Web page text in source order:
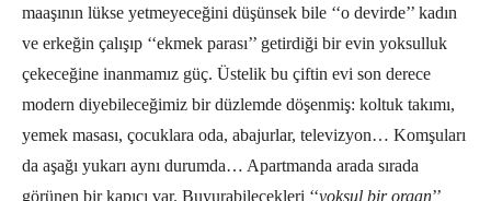
maaşının lükse yetmeyeceğini düşünsek bile ‘‘o devirde’’ kadın
ve erkeğin çalışıp ‘‘ekmek parası’’ getirdiği bir evin yoksulluk
çekeceğine inanmamız güç. Üstelik bu çiftin evi son derece
modern diyebileceğimiz bir düzlemde döşenmiş: koltuk takımı,
yemek masası, çocuklara oda, abajurlar, televizyon… Komşuları
da aşağı yukarı aynı durumda… Apartmanda arada sırada
görünen bir kapıcı var. Buyurabilecekleri ‘‘yoksul bir organ’’